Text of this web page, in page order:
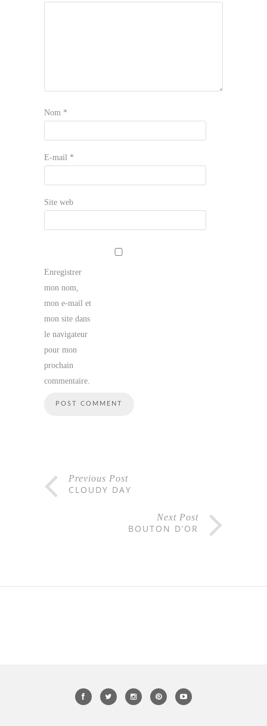
Nom *
E-mail *
Site web
Enregistrer
mon nom,
mon e-mail et
mon site dans
le navigateur
pour mon
prochain
commentaire.
Previous Post
CLOUDY DAY
Next Post
BOUTON D’OR